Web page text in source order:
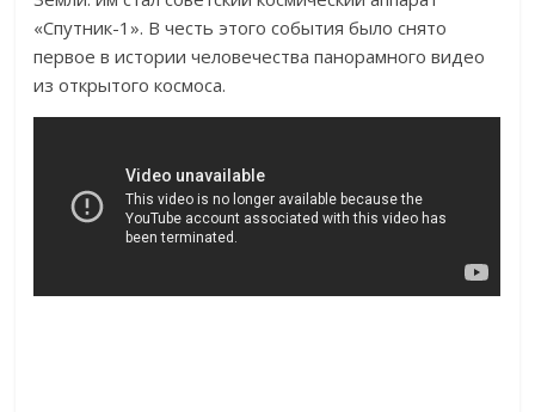
«Спутник-1». В честь этого события было снято
первое в истории человечества панорамного видео
из открытого космоса.